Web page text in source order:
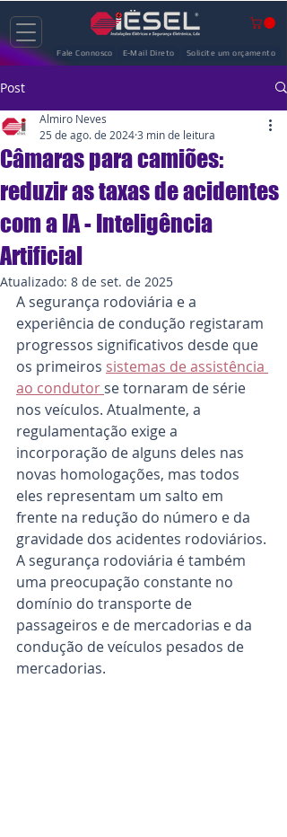
Fale Connosco E-Mail Direto Solicite um orçamento
Post
Câmaras para camiões:
reduzir as taxas de acidentes
com a IA - Inteligência
Artificial
Almiro Neves
25 de ago. de 20243 min de leitura
Atualizado: 8 de set. de 2025
A segurança rodoviária e a
experiência de condução registaram
progressos significativos desde que
os primeiros sistemas de assistência
ao condutor se tornaram de série
nos veículos. Atualmente, a
regulamentação exige a
incorporação de alguns deles nas
novas homologações, mas todos
eles representam um salto em
frente na redução do número e da
gravidade dos acidentes rodoviários.
A segurança rodoviária é também
uma preocupação constante no
domínio do transporte de
passageiros e de mercadorias e da
condução de veículos pesados de
mercadorias.